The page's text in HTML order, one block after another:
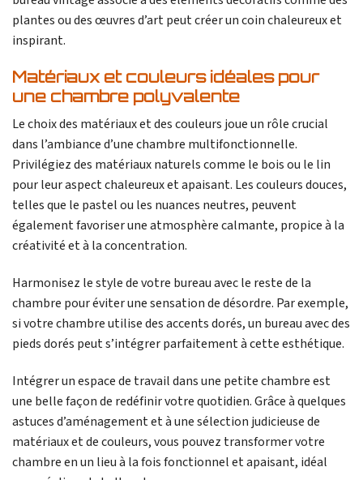
plantes ou des œuvres d’art peut créer un coin chaleureux et
inspirant.
Matériaux et couleurs idéales pour
une chambre polyvalente
Le choix des matériaux et des couleurs joue un rôle crucial
dans l’ambiance d’une chambre multifonctionnelle.
Privilégiez des matériaux naturels comme le bois ou le lin
pour leur aspect chaleureux et apaisant. Les couleurs douces,
telles que le pastel ou les nuances neutres, peuvent
également favoriser une atmosphère calmante, propice à la
créativité et à la concentration.
Harmonisez le style de votre bureau avec le reste de la
chambre pour éviter une sensation de désordre. Par exemple,
si votre chambre utilise des accents dorés, un bureau avec des
pieds dorés peut s’intégrer parfaitement à cette esthétique.
Intégrer un espace de travail dans une petite chambre est
une belle façon de redéfinir votre quotidien. Grâce à quelques
astuces d’aménagement et à une sélection judicieuse de
matériaux et de couleurs, vous pouvez transformer votre
chambre en un lieu à la fois fonctionnel et apaisant, idéal